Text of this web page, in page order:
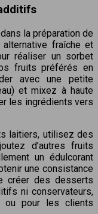
la préparation de
fraîche et
réaliser un sorbet
fruits préférés en
avec une petite
et mixez à haute
les ingrédients vers
laitiers, utilisez des
d’autres fruits
un édulcorant
une consistance
créer des desserts
ni conservateurs,
ou pour les clients